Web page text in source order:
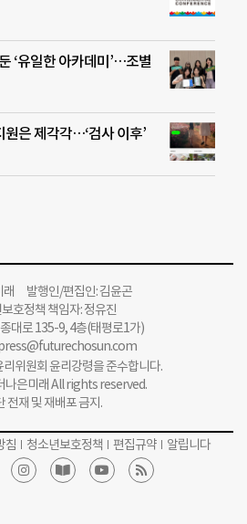
‘유일한 아카데미’…조별
원은 제각각…‘검사 이후’
래 발행인/편집인: 김윤곤
호정책 책임자: 정유진
대로 135-9, 4층(태평로1가)
위원회 윤리강령을 준수합니다.
은미래 All rights reserved.
전재 및 재배포 금지.
침 청소년보호정책 편집규약 알립니다